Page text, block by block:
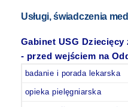
Usługi, świadczenia
Gabinet USG
- przed wejściem na
badanie i porada lekarska
opieka pielęgniarska